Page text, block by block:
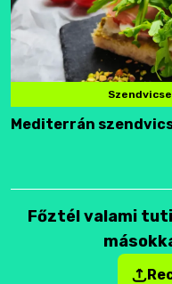
Mediterrán
Főztél valami